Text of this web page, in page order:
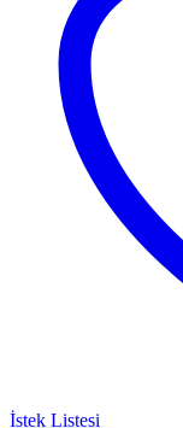
İstek Listesi